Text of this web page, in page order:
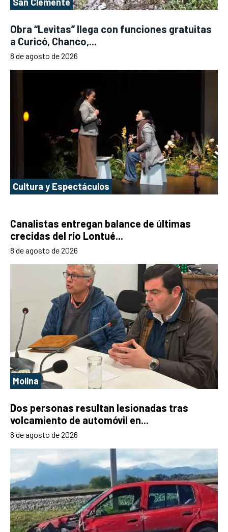
Obra “Levitas” llega con funciones gratuitas
a Curicó, Chanco,...
8 de agosto de 2026
Cultura y Espectáculos
Canalistas entregan balance de últimas
crecidas del río Lontué...
8 de agosto de 2026
Molina
Dos personas resultan lesionadas tras
volcamiento de automóvil en...
8 de agosto de 2026